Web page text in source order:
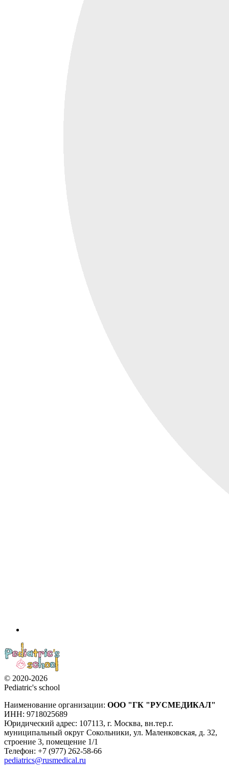
© 2020-2026
Pediatric's school
Наименование организации: ООО "ГК "РУСМЕДИКАЛ"
ИНН: 9718025689
Юридический адрес: 107113, г. Москва, вн.тер.г.
муниципальный округ Сокольники, ул. Маленковская, д. 32,
строение 3, помещение 1/1
Телефон: +7 (977) 262-58-66
pediatrics@rusmedical.ru